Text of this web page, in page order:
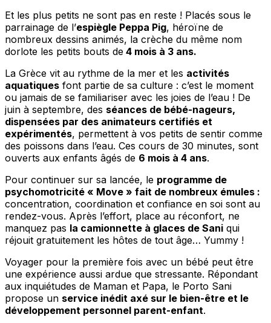
Et les plus petits ne sont pas en reste ! Placés sous le
parrainage de l’espiègle Peppa Pig, héroïne de
nombreux dessins animés, la crèche du même nom
dorlote les petits bouts de 4 mois à 3 ans.
La Grèce vit au rythme de la mer et les activités
aquatiques font partie de sa culture : c’est le moment
ou jamais de se familiariser avec les joies de l’eau ! De
juin à septembre, des séances de bébé-nageurs,
dispensées par des animateurs certifiés et
expérimentés, permettent à vos petits de sentir comme
des poissons dans l’eau. Ces cours de 30 minutes, sont
ouverts aux enfants âgés de 6 mois à 4 ans.
Pour continuer sur sa lancée, le programme de
psychomotricité « Move » fait de nombreux émules :
concentration, coordination et confiance en soi sont au
rendez-vous. Après l’effort, place au réconfort, ne
manquez pas la camionnette à glaces de Sani qui
réjouit gratuitement les hôtes de tout âge… Yummy !
Voyager pour la première fois avec un bébé peut être
une expérience aussi ardue que stressante. Répondant
aux inquiétudes de Maman et Papa, le Porto Sani
propose un service inédit axé sur le bien-être et le
développement personnel parent-enfant.